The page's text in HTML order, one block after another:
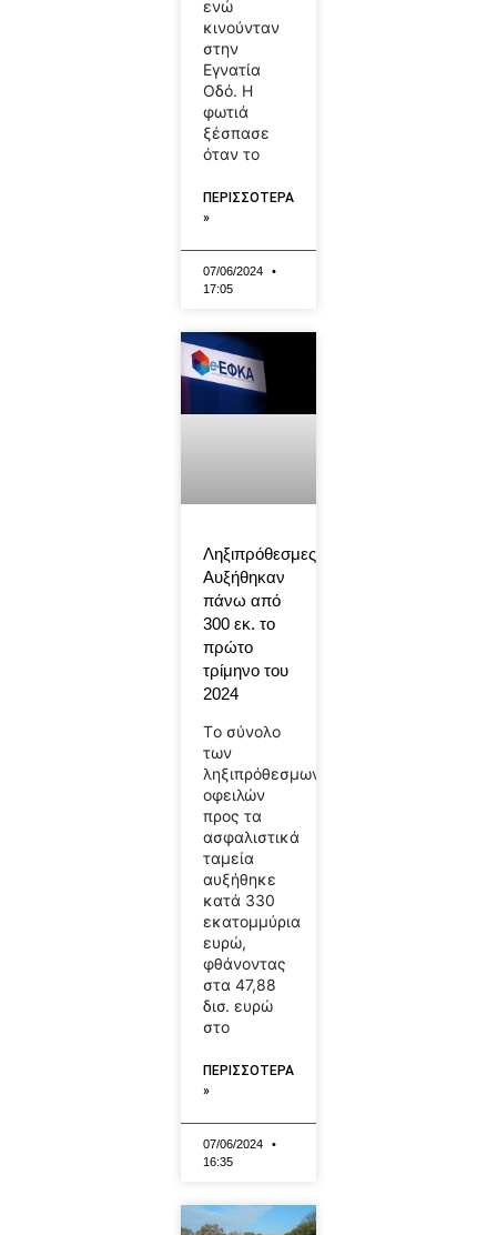
ενώ
κινούνταν
στην
Εγνατία
Οδό. Η
φωτιά
ξέσπασε
όταν το
ΠΕΡΙΣΣΟΤΕΡΑ
»
07/06/2024
17:05
Ληξιπρόθεσμες:
Αυξήθηκαν
πάνω από
300 εκ. το
πρώτο
τρίμηνο του
2024
Tο σύνολο
των
ληξιπρόθεσμων
οφειλών
προς τα
ασφαλιστικά
ταμεία
αυξήθηκε
κατά 330
εκατομμύρια
ευρώ,
φθάνοντας
στα 47,88
δισ. ευρώ
στο
ΠΕΡΙΣΣΟΤΕΡΑ
»
07/06/2024
16:35